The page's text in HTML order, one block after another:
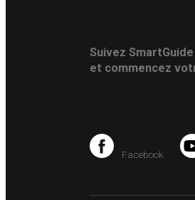
Suivez SmartGuide
et commencez
Facebook